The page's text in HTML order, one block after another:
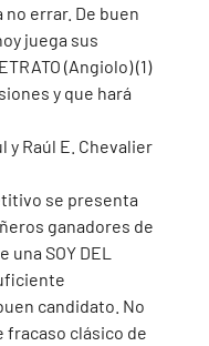
no errar. De buen
juega sus
(Angiolo) (1)
y que hará
y Raúl E. Chevalier
se presenta
ganadores de
SOY DEL
candidato. No
clásico de